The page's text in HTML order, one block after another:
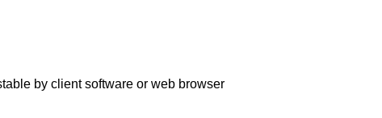
by client software or web browser